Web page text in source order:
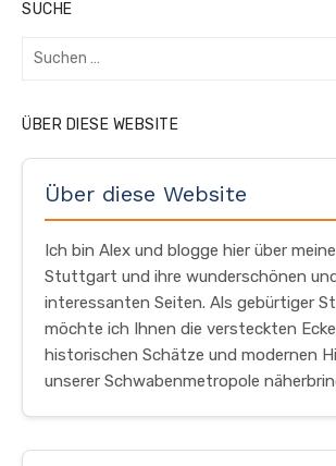
SUCHE
Suchen
ÜBER DIESE WEBSITE
Über diese Website
Ich bin Alex und blogge hier über
Stuttgart und ihre wunderschönen
interessanten Seiten. Als gebürtiger
möchte ich Ihnen die versteckten
historischen Schätze und modernen
unserer Schwabenmetropole